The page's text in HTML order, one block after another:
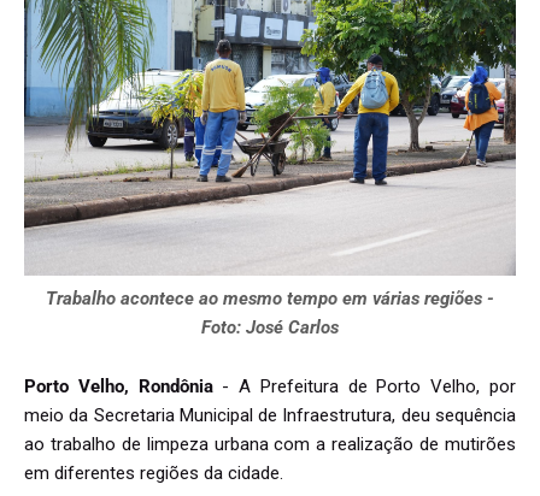
Trabalho acontece ao mesmo tempo em várias regiões -
Foto: José Carlos
Porto Velho, Rondônia- A Prefeitura de Porto Velho, por
meio da Secretaria Municipal de Infraestrutura, deu sequência
ao trabalho de limpeza urbana com a realização de mutirões
em diferentes regiões da cidade.